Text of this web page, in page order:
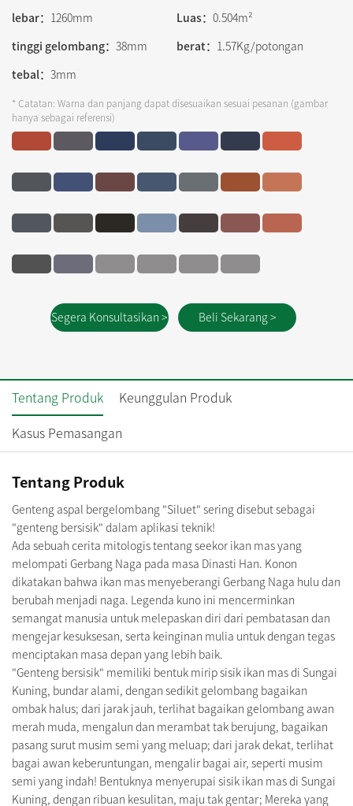
lebar： 1260mm Luas： 0.504m²
tinggi gelombang： 38mm berat： 1.57Kg/potongan
tebal： 3mm
* Catatan: Warna dan panjang dapat disesuaikan sesuai pesanan (gambar
hanya sebagai referensi)
Segera Konsultasikan > Beli Sekarang >
Tentang Produk Keunggulan Produk
Kasus Pemasangan
Tentang Produk
Genteng aspal bergelombang "Siluet" sering disebut sebagai
"genteng bersisik" dalam aplikasi teknik!
Ada sebuah cerita mitologis tentang seekor ikan mas yang
melompati Gerbang Naga pada masa Dinasti Han. Konon
dikatakan bahwa ikan mas menyeberangi Gerbang Naga hulu dan
berubah menjadi naga. Legenda kuno ini mencerminkan
semangat manusia untuk melepaskan diri dari pembatasan dan
mengejar kesuksesan, serta keinginan mulia untuk dengan tegas
menciptakan masa depan yang lebih baik.
"Genteng bersisik" memiliki bentuk mirip sisik ikan mas di Sungai
Kuning, bundar alami, dengan sedikit gelombang bagaikan
ombak halus; dari jarak jauh, terlihat bagaikan gelombang awan
merah muda, mengalun dan merambat tak berujung, bagaikan
pasang surut musim semi yang meluap; dari jarak dekat, terlihat
bagai awan keberuntungan, mengalir bagai air, seperti musim
semi yang indah! Bentuknya menyerupai sisik ikan mas di Sungai
Kuning, dengan ribuan kesulitan, maju tak gentar; Mereka yang